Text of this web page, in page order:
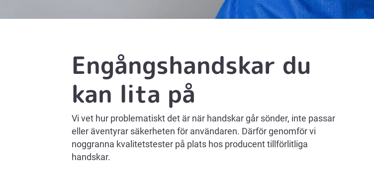
Engångshandskar du
kan lita på
Vi vet hur problematiskt det är när handskar går sönder, inte passar
eller äventyrar säkerheten för användaren. Därför genomför vi
noggranna kvalitetstester på plats hos producent tillförlitliga
handskar.